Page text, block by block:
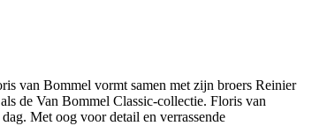
van Bommel vormt samen met zijn broers Reinier
de Van Bommel Classic-collectie. Floris van
Met oog voor detail en verrassende